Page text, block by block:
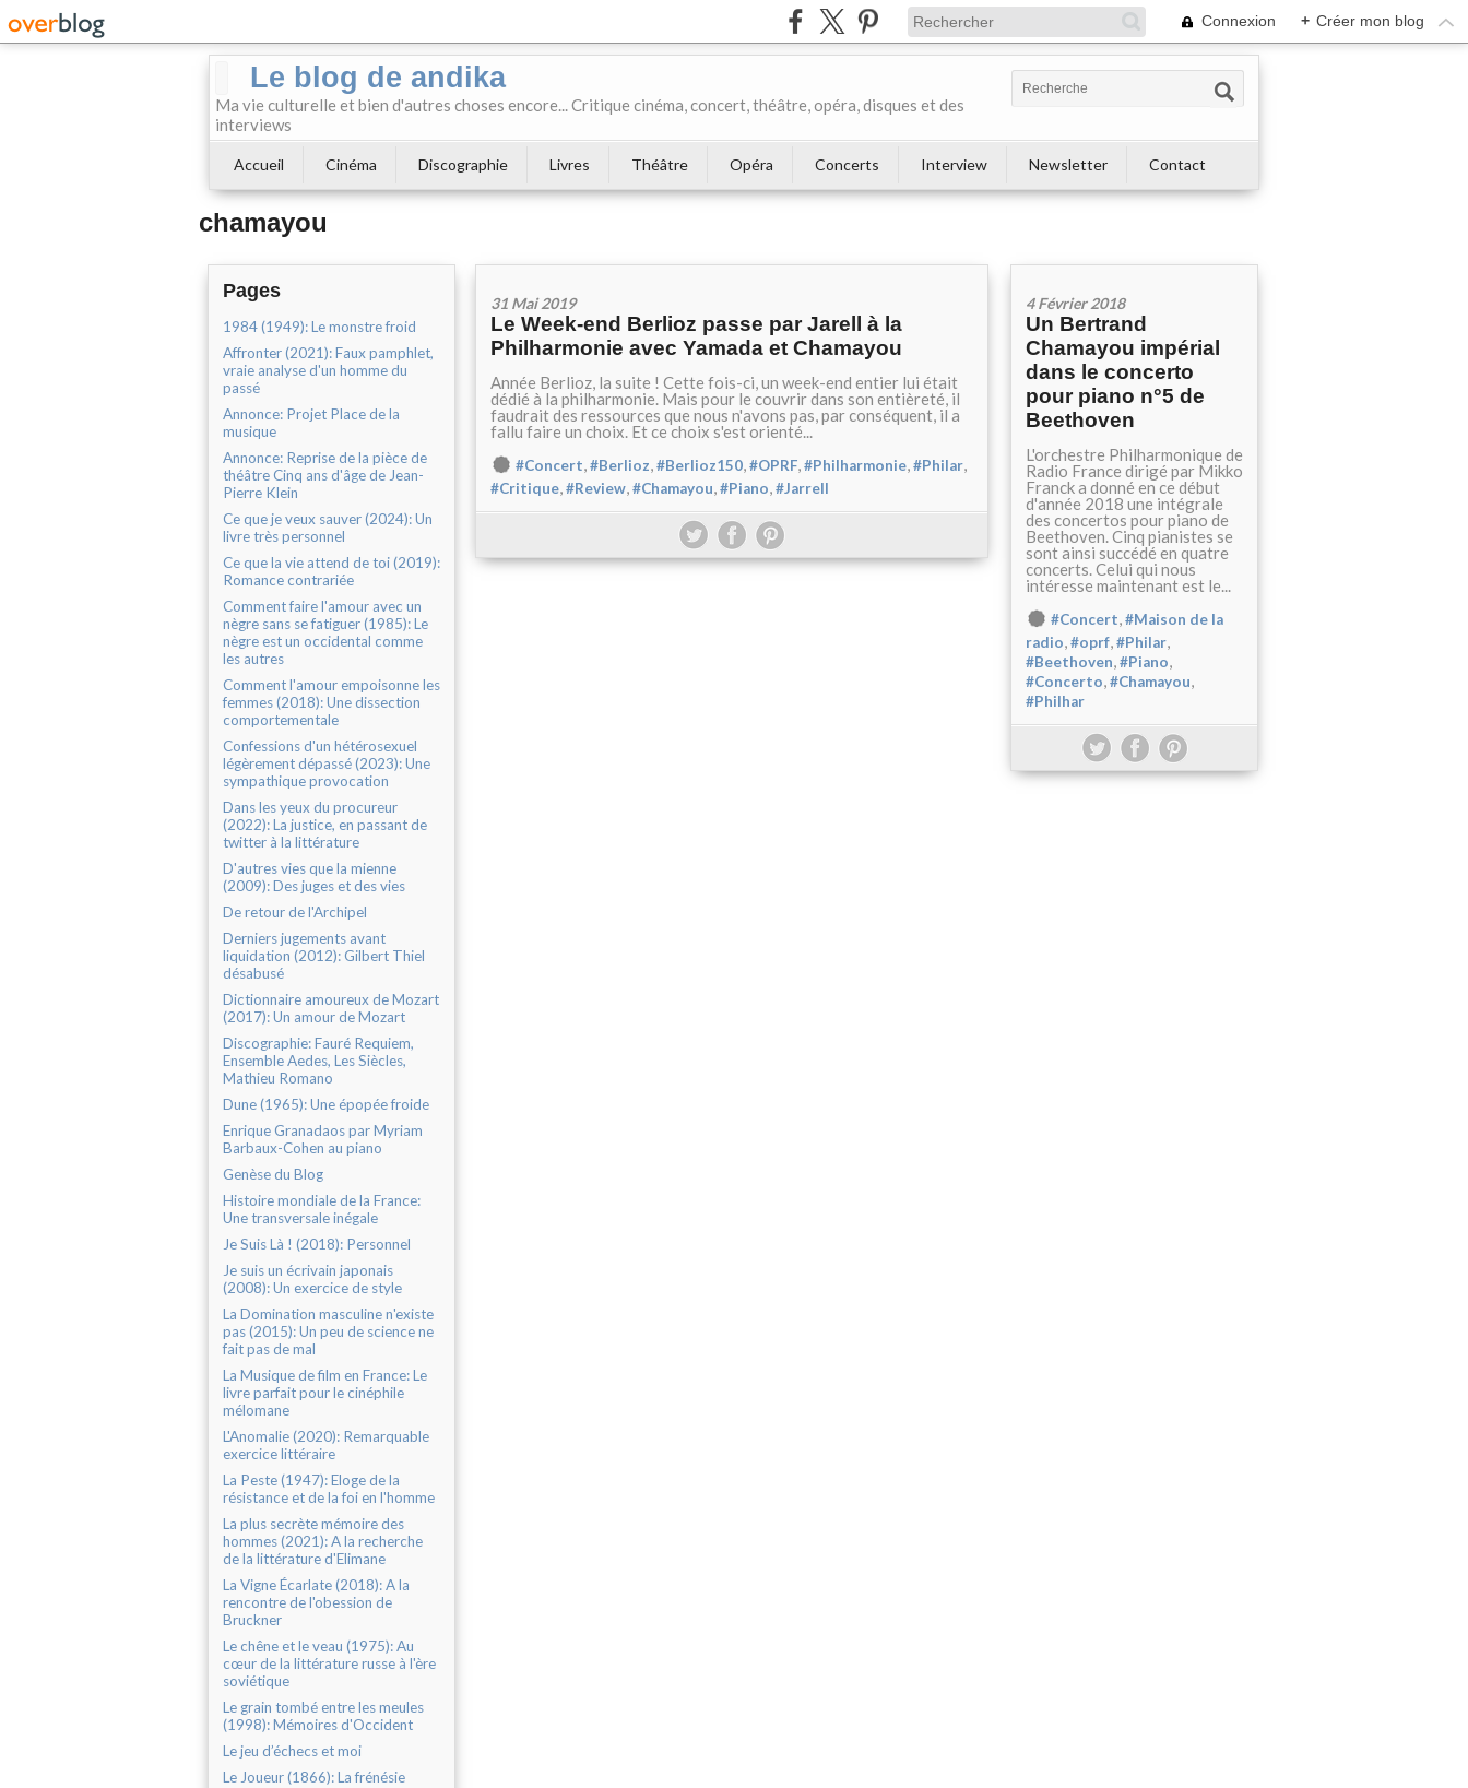
Connexion + Créer mon blog
Le blog de andika
Ma vie culturelle et bien d'autres choses encore... Critique cinéma, concert, théâtre, opéra, disques et des
interviews
Accueil Cinéma Discographie Livres Théâtre Opéra Concerts Interview Newsletter Contact
chamayou
Pages
1984 (1949): Le monstre froid
Affronter (2021): Faux pamphlet,
vraie analyse d'un homme du
passé
Annonce: Projet Place de la
musique
Annonce: Reprise de la pièce de
théâtre Cinq ans d'âge de Jean-
Pierre Klein
Ce que je veux sauver (2024): Un
livre très personnel
Ce que la vie attend de toi (2019):
Romance contrariée
Comment faire l'amour avec un
nègre sans se fatiguer (1985): Le
nègre est un occidental comme
les autres
Comment l'amour empoisonne les
femmes (2018): Une dissection
comportementale
Confessions d'un hétérosexuel
légèrement dépassé (2023): Une
sympathique provocation
Dans les yeux du procureur
(2022): La justice, en passant de
twitter à la littérature
D'autres vies que la mienne
(2009): Des juges et des vies
De retour de l'Archipel
Derniers jugements avant
liquidation (2012): Gilbert Thiel
désabusé
Dictionnaire amoureux de Mozart
(2017): Un amour de Mozart
Discographie: Fauré Requiem,
Ensemble Aedes, Les Siècles,
Mathieu Romano
Dune (1965): Une épopée froide
Enrique Granadaos par Myriam
Barbaux-Cohen au piano
Genèse du Blog
Histoire mondiale de la France:
Une transversale inégale
Je Suis Là ! (2018): Personnel
Je suis un écrivain japonais
(2008): Un exercice de style
La Domination masculine n'existe
pas (2015): Un peu de science ne
fait pas de mal
La Musique de film en France: Le
livre parfait pour le cinéphile
mélomane
L'Anomalie (2020): Remarquable
exercice littéraire
La Peste (1947): Eloge de la
résistance et de la foi en l'homme
La plus secrète mémoire des
hommes (2021): A la recherche
de la littérature d'Elimane
La Vigne Écarlate (2018): A la
rencontre de l'obession de
Bruckner
Le chêne et le veau (1975): Au
cœur de la littérature russe à l'ère
soviétique
Le grain tombé entre les meules
(1998): Mémoires d'Occident
Le jeu d’échecs et moi
Le Joueur (1866): La frénésie
31 Mai 2019
Le Week-end Berlioz passe par Jarell à la
Philharmonie avec Yamada et Chamayou
Année Berlioz, la suite ! Cette fois-ci, un week-end entier lui était
dédié à la philharmonie. Mais pour le couvrir dans son entièreté, il
faudrait des ressources que nous n'avons pas, par conséquent, il a
fallu faire un choix. Et ce choix s'est orienté...
#Concert,#Berlioz,#Berlioz150,#OPRF,#Philharmonie,#Philar,
#Critique,#Review,#Chamayou,#Piano,#Jarrell
4 Février 2018
Un Bertrand
Chamayou impérial
dans le concerto
pour piano n°5 de
Beethoven
L'orchestre Philharmonique de
Radio France dirigé par Mikko
Franck a donné en ce début
d'année 2018 une intégrale
des concertos pour piano de
Beethoven. Cinq pianistes se
sont ainsi succédé en quatre
concerts. Celui qui nous
intéresse maintenant est le...
#Concert,#Maison de la
radio,#oprf,#Philar,
#Beethoven,#Piano,
#Concerto,#Chamayou,
#Philhar